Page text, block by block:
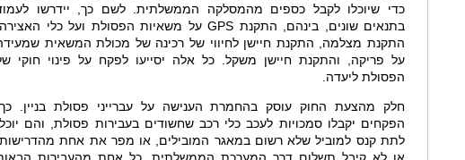
כדי שיוכלו לקבל כספים מהמסלקה הממשלתית. לשם כך, יידרשו
בתנאים שונים, בינהם, התקנת GPS על משאיות הפסולת ועל כלי
התקנת מצלמה, התקנת חיישן לחיווי של רכינה של מכולת המשאית
על פריקה, והתקנת חיישן משקל. כל אלה יסייעו לפקח על פינוי חוקי
הפסולת ליעדה.
חלק מהצעת החוק עוסק בהחמרת הענישה על עברייני פסולת בניין.
הפקחים יקבלו סמכויות לעכב כלי רכב שחשודים בעבירות פסולת, והם
לתת קנס למוביל שלא רשום במאגר המובילים, או מפר את אחת